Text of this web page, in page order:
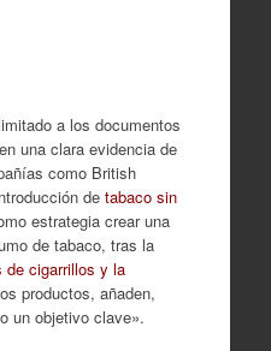
a los documentos
una clara evidencia de
como British
de tabaco sin
estrategia crear una
de tabaco, tras la
de cigarrillos y la
productos, añaden,
un objetivo clave».